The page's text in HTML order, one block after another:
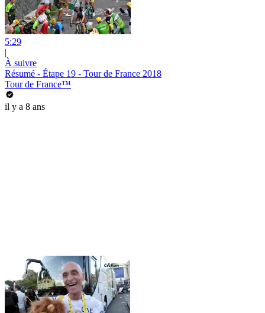
5:29
|
À suivre
Résumé - Étape 19 - Tour de France 2018
Tour de France™
il y a 8 ans